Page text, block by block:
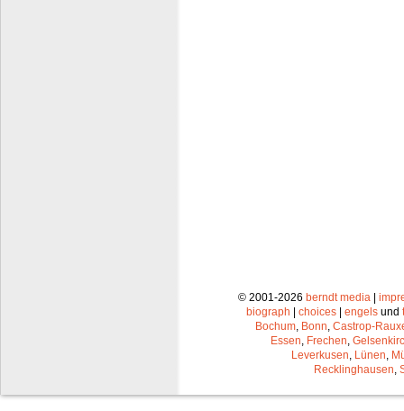
© 2001-2026 berndt media|
biograph
choices engels und
Bochum, Bonn, Castrop-
Essen, Frechen,
Leverkusen, Lünen,
Recklinghausen,